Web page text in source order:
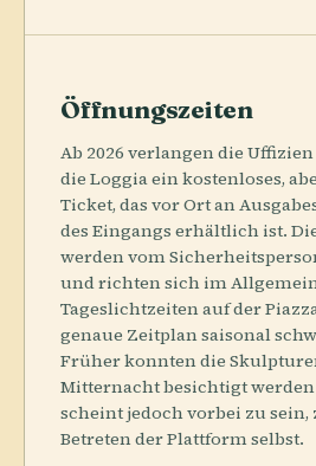
Öffnungszeiten
Ab 2026 verlangen die
die Loggia ein kostenloses,
Ticket, das vor Ort an
des Eingangs erhältlich ist.
werden vom
und richten sich im
Tageslichtzeiten auf der
genaue Zeitplan saisonal
Früher konnten die
Mitternacht besichtigt werden
scheint jedoch vorbei zu
Betreten der Plattform selbst.